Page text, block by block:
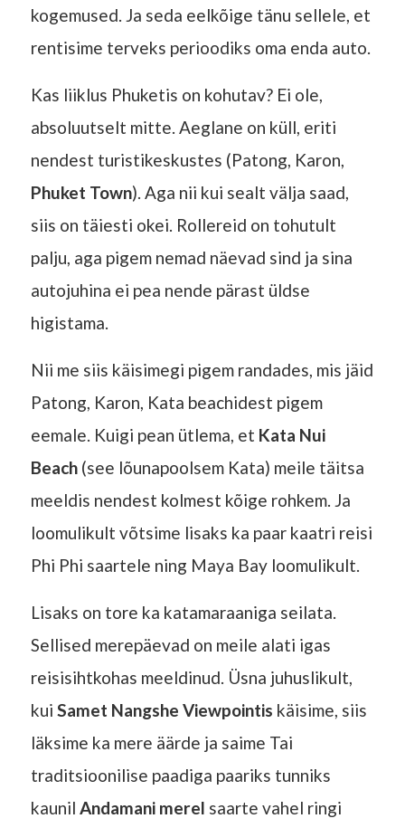
kogemused. Ja seda eelkõige tänu sellele, et
rentisime terveks perioodiks oma enda auto.
Kas liiklus Phuketis on kohutav? Ei ole,
absoluutselt mitte. Aeglane on küll, eriti
nendest turistikeskustes (Patong, Karon,
Phuket Town). Aga nii kui sealt välja saad,
siis on täiesti okei. Rollereid on tohutult
palju, aga pigem nemad näevad sind ja sina
autojuhina ei pea nende pärast üldse
higistama.
Nii me siis käisimegi pigem randades, mis jäid
Patong, Karon, Kata beachidest pigem
eemale. Kuigi pean ütlema, et Kata Nui
Beach(see lõunapoolsem Kata) meile täitsa
meeldis nendest kolmest kõige rohkem. Ja
loomulikult võtsime lisaks ka paar kaatri reisi
Phi Phi saartele ning Maya Bay loomulikult.
Lisaks on tore ka katamaraaniga seilata.
Sellised merepäevad on meile alati igas
reisisihtkohas meeldinud. Üsna juhuslikult,
kui Samet Nangshe Viewpointis käisime, siis
läksime ka mere äärde ja saime Tai
traditsioonilise paadiga paariks tunniks
kaunil Andamani merel saarte vahel ringi